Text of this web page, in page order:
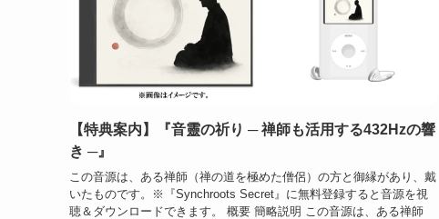
【特典案内】『音靈の祈り ─ 禅師も活用する432Hzの響
き ─』
この音源は、ある禅師（禅の道を極めた僧侶）の方と御縁があり、戴
いたものです。※『Synchroots Secret』に無料登録すると音源を視
聴＆ダウンロードできます。 概要 簡略説明 この音源は、ある禅師